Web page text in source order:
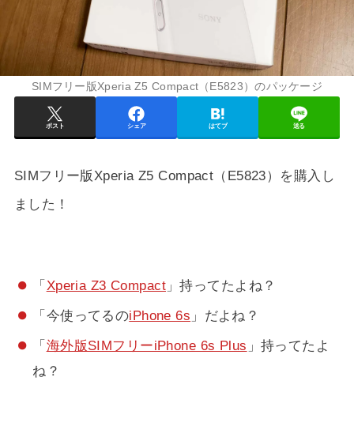
SIMフリー版Xperia Z5 Compact（E5823）のパッケージ
ポスト シェア はてブ 送る
SIMフリー版Xperia Z5 Compact（E5823）を購入し
ました！
「 Xperia Z3 Compact 」持ってたよね？
「今使ってるのiPhone 6s 」だよね？
「 海外版SIMフリーiPhone 6s Plus 」持ってたよ
ね？